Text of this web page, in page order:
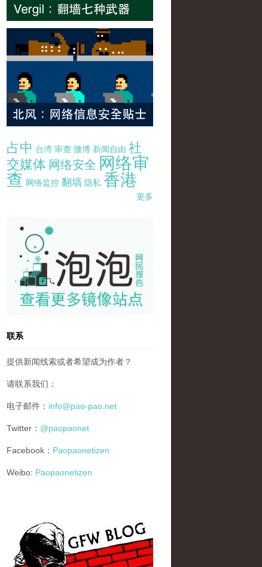
占中 台湾 审查 微博 新闻自由 社
交媒体 网络安全 网络审
查 网络监控 翻墙 隐私 香港
更多
pao-pao-banner-mirror-site-120814.jpg
联系
提供新闻线索或者希望成为作者？
请联系我们：
电子邮件： info@pao-pao.net
Twitter： @paopaonet
Facebook： Paopaonetizen
Weibo: Paopaonetizen
gfw_blog_small.jpg